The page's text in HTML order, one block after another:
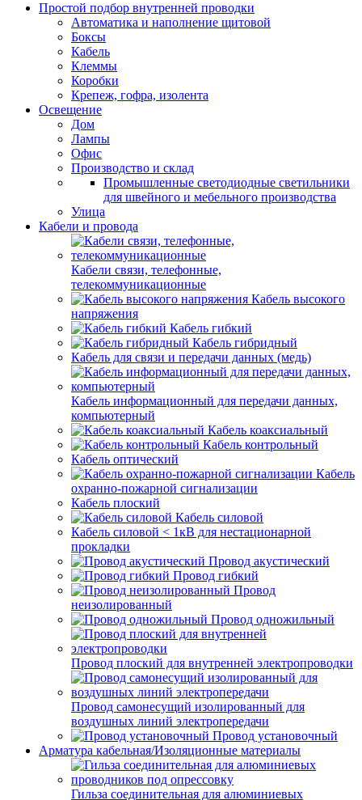
Простой подбор внутренней проводки
Автоматика и наполнение щитовой
Боксы
Кабель
Клеммы
Коробки
Крепеж, гофра, изолента
Освещение
Дом
Лампы
Офис
Производство и склад
Промышленные светодиодные светильники
для швейного и мебельного производства
Улица
Кабели и провода
Кабели связи, телефонные,
телекоммуникационные
Кабель высокого
напряжения
Кабель гибкий
Кабель гибридный
Кабель для связи и передачи данных (медь)
Кабель информационный для передачи данных,
компьютерный
Кабель коаксиальный
Кабель контрольный
Кабель оптический
Кабель
охранно-пожарной сигнализации
Кабель плоский
Кабель силовой
Кабель силовой < 1кВ для нестационарной
прокладки
Провод акустический
Провод гибкий
Провод
неизолированный
Провод одножильный
Провод плоский для внутренней электропроводки
Провод самонесущий изолированный для
воздушных линий электропередачи
Провод установочный
Арматура кабельная/Изоляционные материалы
Гильза соединительная для алюминиевых